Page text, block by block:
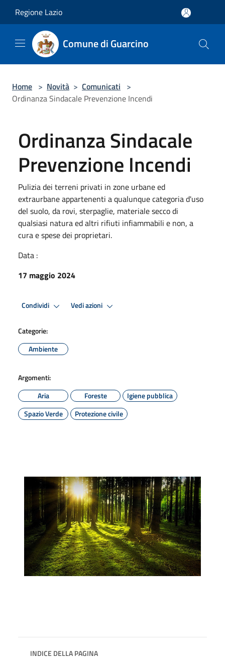
Regione Lazio
Comune di Guarcino
Home > Novità > Comunicati >
Ordinanza Sindacale Prevenzione Incendi
Ordinanza Sindacale
Prevenzione Incendi
Pulizia dei terreni privati in zone urbane ed
extraurbane appartenenti a qualunque categoria d'uso
del suolo, da rovi, sterpaglie, materiale secco di
qualsiasi natura ed altri rifiuti infiammabili e non, a
cura e spese dei proprietari.
Data :
17 maggio 2024
Condividi Vedi azioni
Categorie:
Ambiente
Argomenti:
Aria
Foreste
Igiene pubblica
Spazio Verde
Protezione civile
INDICE DELLA PAGINA